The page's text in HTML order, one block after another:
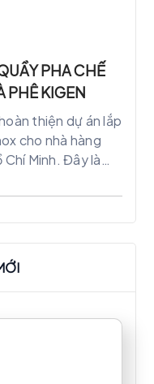
PHA CHẾ
PHÊ KIGEN
thiện dự án lắp
cho nhà hàng
Chí Minh. Đây là
hoạt động cho